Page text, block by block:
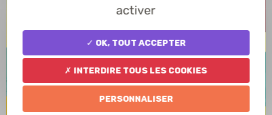
activer
✓ OK, tout accepter
✗ Interdire tous les cookies
Personnaliser